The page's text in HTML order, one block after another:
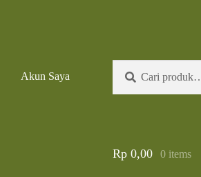
Akun Saya
untuk:
Rp0,00 0 items